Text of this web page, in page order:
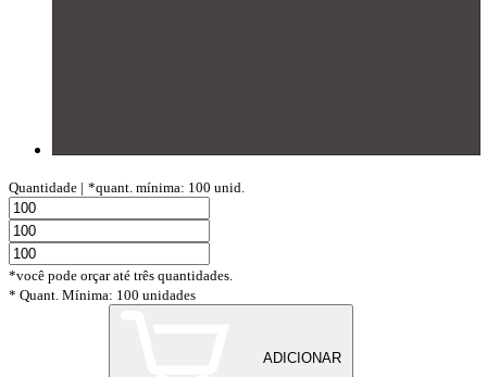
Quantidade | *quant. mínima: 100 unid.
*você pode orçar até três quantidades.
* Quant. Mínima: 100 unidades
ADICIONAR